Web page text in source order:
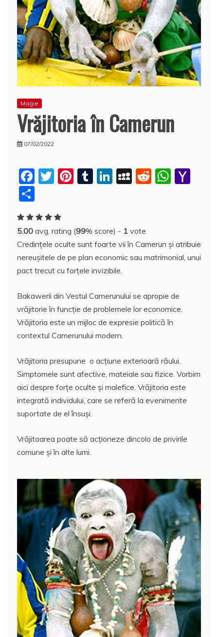
Magie
Vrăjitoria în Camerun
07/02/2022
F
e
b
o
o
T
er
Pi
e
st
T
r
Li
e
dI
n
M
p
a
c
R
t
W
A
p
o
M
a
rt
aj
e
a
ă
5.00 avg. rating (99% score) - 1 vote
Credinţele oculte sunt foarte vii în Camerun şi atribuie
nereuşitele de pe plan economic sau matrimonial, unui
pact trecut cu forţele invizibile.
Bakawerii din Vestul Camerunului se apropie de
vrăjitorie în funcţie de problemele lor economice.
Vrăjitoria este un mijloc de expresie politică în
contextul Camerunului modern.
Vrăjitoria presupune o acţiune exterioară răului.
Simptomele sunt afective, mateiale sau fizice. Vorbim
aici despre forţe oculte şi malefice. Vrăjitoria este
integrată individului, care se referă la evenimente
suportate de el însuşi.
Vrăjitoarea poate să acţioneze dincolo de privirile
comune şi în alte lumi.